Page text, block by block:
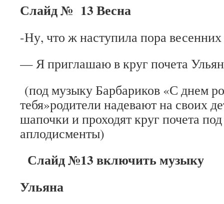
Слайд № 13 Весна
-Ну, что ж наступила пора
— Я приглашаю в круг почета
(под музыку Барбариков «С днем
тебя»родители надевают на своих
шапочки и проходят круг почета
аплодисменты)
Слайд №13 включить музыку
Ульяна